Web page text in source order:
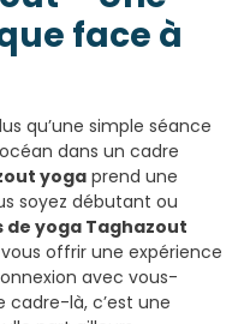
face à
qu’une simple séance
dans un cadre
yogaprend une
soyez débutant ou
de yoga Taghazout
offrir une expérience
avec vous-
cadre-là, c’est une